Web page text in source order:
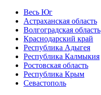
Весь Юг
Астраханская область
Волгоградская область
Краснодарский край
Республика Адыгея
Республика Калмыкия
Ростовская область
Республика Крым
Севастополь